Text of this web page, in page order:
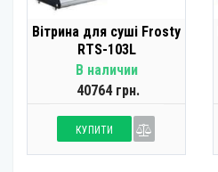
Вітрина для суші Frosty
RTS-103L
В наличии
40764 грн.
КУПИТИ